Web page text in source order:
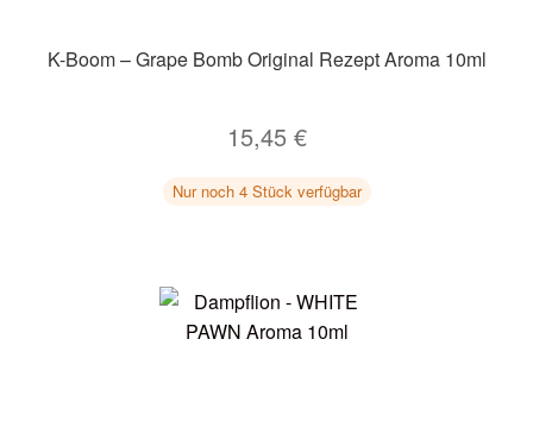
K-Boom – Grape Bomb Original Rezept Aroma 10ml
15,45 €
Nur noch 4 Stück verfügbar